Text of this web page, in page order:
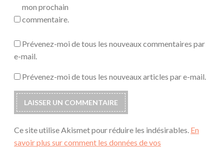
mon prochain
commentaire.
Prévenez-moi de tous les nouveaux commentaires par
e-mail.
Prévenez-moi de tous les nouveaux articles par e-mail.
Ce site utilise Akismet pour réduire les indésirables. En
savoir plus sur comment les données de vos